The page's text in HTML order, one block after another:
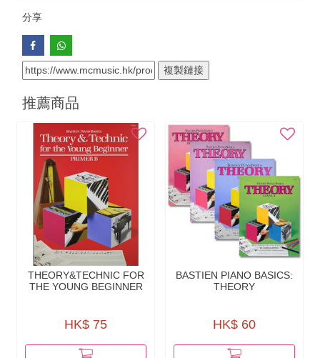
分享
複製鏈接
推薦商品
THEORY&TECHNIC FOR
THE YOUNG BEGINNER
HK$ 75
BASTIEN PIANO BASICS:
THEORY
HK$ 60